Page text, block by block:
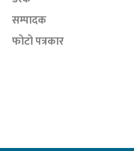
सम्पादक
फोटो पत्रकार